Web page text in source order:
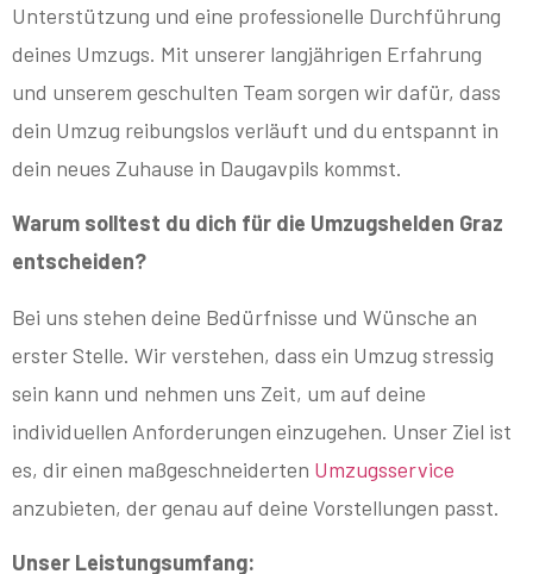
Unterstützung und eine professionelle Durchführung
deines Umzugs. Mit unserer langjährigen Erfahrung
und unserem geschulten Team sorgen wir dafür, dass
dein Umzug reibungslos verläuft und du entspannt in
dein neues Zuhause in Daugavpils kommst.
Warum solltest du dich für die Umzugshelden Graz
entscheiden?
Bei uns stehen deine Bedürfnisse und Wünsche an
erster Stelle. Wir verstehen, dass ein Umzug stressig
sein kann und nehmen uns Zeit, um auf deine
individuellen Anforderungen einzugehen. Unser Ziel ist
es, dir einen maßgeschneiderten Umzugsservice
anzubieten, der genau auf deine Vorstellungen passt.
Unser Leistungsumfang: